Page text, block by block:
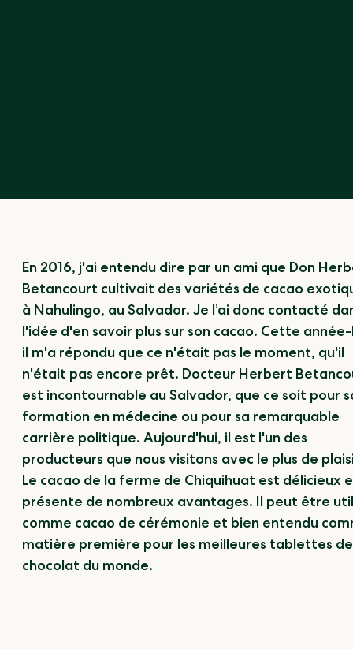
En 2016, j'ai entendu dire par un ami que Don
Betancourt cultivait des variétés de cacao
à Nahulingo, au Salvador. Je l’ai donc contacté
l'idée d'en savoir plus sur son cacao. Cette
il m'a répondu que ce n'était pas le moment, qu'il
n'était pas encore prêt. Docteur Herbert
est incontournable au Salvador, que ce soit pour
formation en médecine ou pour sa remarquable
carrière politique. Aujourd'hui, il est l'un des
producteurs que nous visitons avec le plus de
Le cacao de la ferme de Chiquihuat est délicieux
présente de nombreux avantages. Il peut être
comme cacao de cérémonie et bien entendu
matière première pour les meilleures tablettes de
chocolat du monde.